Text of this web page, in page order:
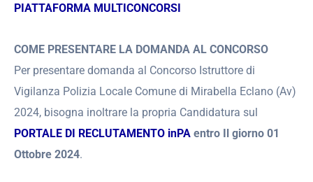
PIATTAFORMA MULTICONCORSI
COME PRESENTARE LA DOMANDA AL CONCORSO
Per presentare domanda al Concorso Istruttore di
Vigilanza Polizia Locale Comune di Mirabella Eclano (Av)
2024, bisogna inoltrare la propria Candidatura sul
PORTALE DI RECLUTAMENTO inPA entro Il giorno 01
Ottobre 2024.